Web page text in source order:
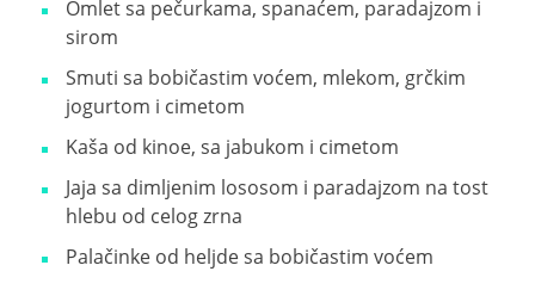
Omlet sa pečurkama, spanaćem, paradajzom i
sirom
Smuti sa bobičastim voćem, mlekom, grčkim
jogurtom i cimetom
Kaša od kinoe, sa jabukom i cimetom
Jaja sa dimljenim lososom i paradajzom na tost
hlebu od celog zrna
Palačinke od heljde sa bobičastim voćem